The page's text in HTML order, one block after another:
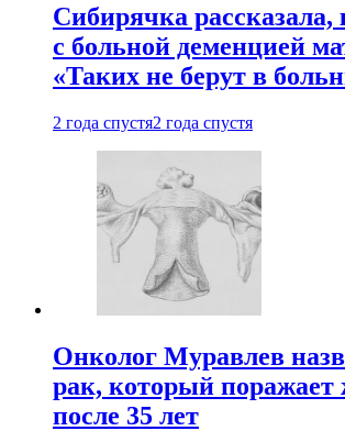
Сибирячка рассказала,
с больной деменцией
«Таких не берут в
2 года спустя2 года спустя
Онколог Муравлев
рак, который
после 35 лет